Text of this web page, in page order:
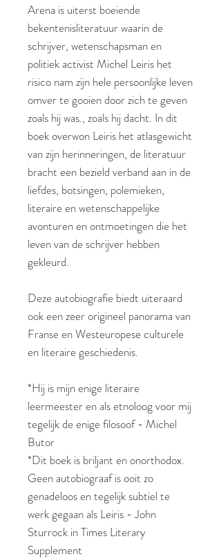
Arena is uiterst boeiende
bekentenisliteratuur waarin de
schrijver, wetenschapsman en
politiek activist Michel Leiris het
risico nam zijn hele persoonlijke leven
omver te gooien door zich te geven
zoals hij was., zoals hij dacht. In dit
boek overwon Leiris het atlasgewicht
van zijn herinneringen, de literatuur
bracht een bezield verband aan in de
liefdes, botsingen, polemieken,
literaire en wetenschappelijke
avonturen en ontmoetingen die het
leven van de schrijver hebben
gekleurd.
Deze autobiografie biedt uiteraard
ook een zeer origineel panorama van
Franse en Westeuropese culturele
en literaire geschiedenis.
*Hij is mijn enige literaire
leermeester en als etnoloog voor mij
tegelijk de enige filosoof - Michel
Butor
*Dit boek is briljant en onorthodox.
Geen autobiograaf is ooit zo
genadeloos en tegelijk subtiel te
werk gegaan als Leiris - John
Sturrock in Times Literary
Supplement